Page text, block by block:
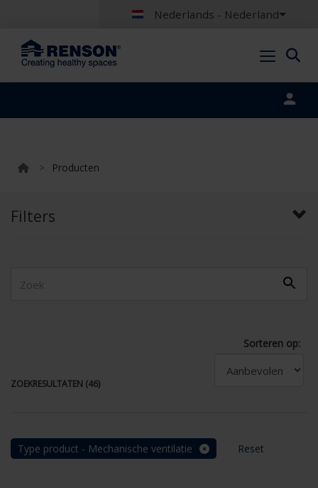
Nederlands - Nederland
> Producten
Filters
ZOEKRESULTATEN (46)
Sorteren op:
Type product - Mechanische ventilatie Reset